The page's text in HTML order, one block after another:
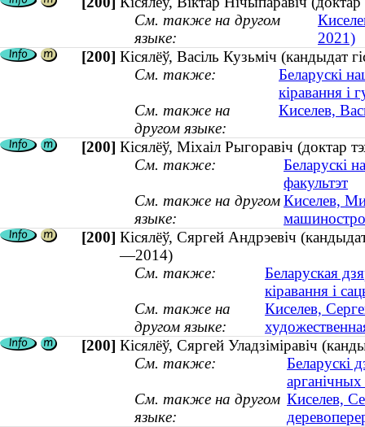
См. также на другом
языке:
2021)
[200] Кісялёў, Васіль Кузьміч (кандыдат
См. также:
Беларускі
кіравання і
См. также на
другом языке:
Киселев,
[200] Кісялёў, Міхаіл Рыгоравіч (доктар
См. также:
Беларускі
факультэт
См. также на другом
языке:
Киселев,
[200] Кісялёў, Сяргей Андрэевіч
—2014)
См. также:
Беларуская
кіравання і
См. также на
другом языке:
Киселев,
[200] Кісялёў, Сяргей Уладзіміравіч
См. также:
Беларускі
См. также на другом
языке:
Киселев,